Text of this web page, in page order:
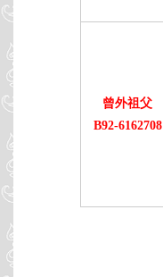
曾外祖父
B92-6162708